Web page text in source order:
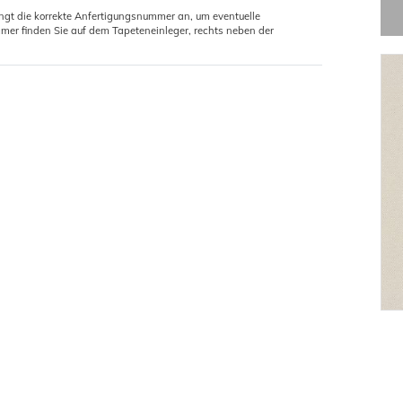
die korrekte Anfertigungsnummer an, um eventuelle
finden Sie auf dem Tapeteneinleger, rechts neben der